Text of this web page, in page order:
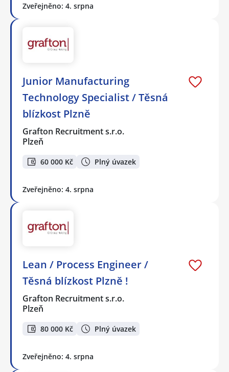
Zveřejněno: 4. srpna
Junior Manufacturing
Technology Specialist / Těsná
blízkost Plzně
Grafton Recruitment s.r.o.
Plzeň
60 000 Kč Plný úvazek
Zveřejněno: 4. srpna
Lean / Process Engineer /
Těsná blízkost Plzně !
Grafton Recruitment s.r.o.
Plzeň
80 000 Kč Plný úvazek
Zveřejněno: 4. srpna